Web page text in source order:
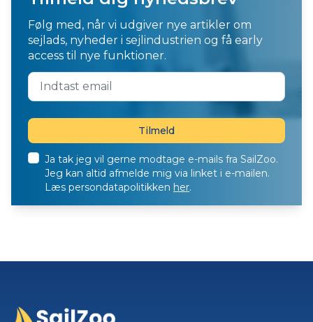
Følg med, når vi udgiver nye artikler om
sejlads, nyheder i sejlindustrien og få early
access til nye funktioner.
Ja tak jeg vil gerne modtage e-mails fra SailZoo.
Jeg kan altid afmelde mig via linket i e-mailen.
Læs persondatapolitikken her.